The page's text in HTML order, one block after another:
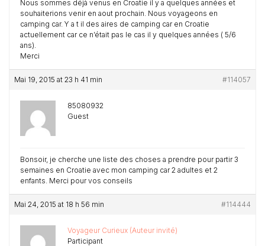
Nous sommes déjà venus en Croatie il y a quelques années et
souhaiterions venir en aout prochain. Nous voyageons en
camping car. Y a t il des aires de camping car en Croatie
actuellement car ce n’était pas le cas il y quelques années ( 5/6
ans).
Merci
Mai 19, 2015 at 23 h 41 min #114057
85080932
Guest
Bonsoir, je cherche une liste des choses a prendre pour partir 3
semaines en Croatie avec mon camping car 2 adultes et 2
enfants. Merci pour vos conseils
Mai 24, 2015 at 18 h 56 min #114444
Voyageur Curieux (Auteur invité)
Participant